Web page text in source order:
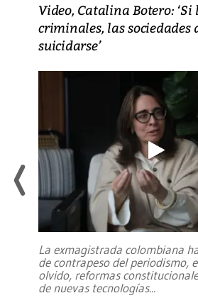
Video, Catalina Botero:
criminales, las sociedades
suicidarse’
La exmagistrada colombiana
de contrapeso del periodismo,
olvido, reformas
de nuevas tecnologías...